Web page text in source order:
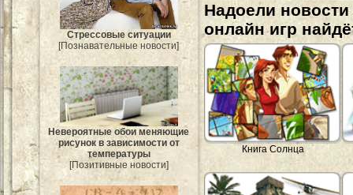
Стрессовые ситуации
[Познавательные новости]
Невероятные обои меняющие
рисунок в зависимости от
температуры
[Позитивные новости]
Надоели
онлайн игр
Книга Солнца